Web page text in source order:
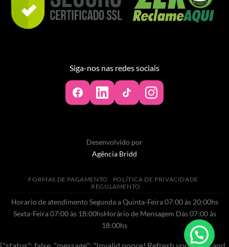
Siga-nos nas redes sociais
Desenvolvido por
Agência Bridd
FORMAS DE PAGAMENTO
POLÍTICA DE PRIVACIDADE
REGULAMENTO
Horario de atendimento Segunda a Quinta-Feira 07:00 às 20:00hs
Sexta-Feira 07:00 às 18:00hsHorário de Mensagem Dás 07:00 às
18:00hs
{"status": false, "message": "Invalid nonce! Refresh your page and